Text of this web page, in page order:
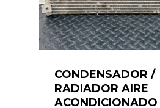
CONDENSADOR /
RADIADOR AIRE
ACONDICIONADO